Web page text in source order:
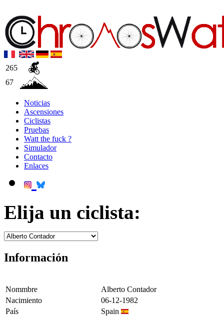
265
67
Noticias
Ascensiones
Ciclistas
Pruebas
Watt the fuck ?
Simulador
Contacto
Enlaces
Elija un ciclista:
Información
Nommbre
Alberto Contador
Nacimiento
06-12-1982
País
Spain